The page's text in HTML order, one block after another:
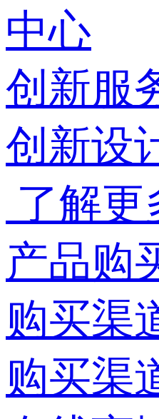
中心
创新服
创新设
了解更
产品购
购买渠
购买渠